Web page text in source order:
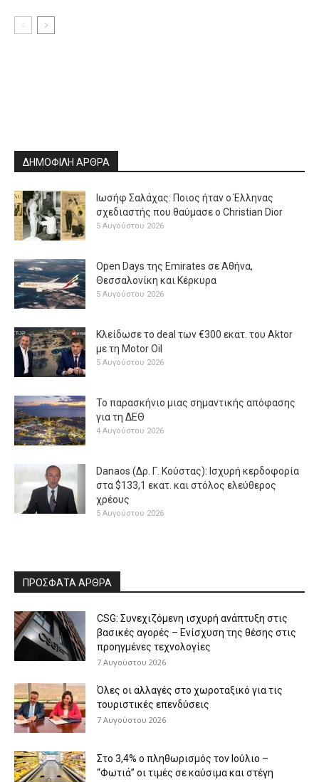
ΔΗΜΟΦΙΛΗ ΑΡΘΡΑ
Ιωσήφ Σαλάχας: Ποιος ήταν ο Έλληνας
σχεδιαστής που θαύμασε ο Christian Dior
5 Αυγούστου 2026
Open Days της Emirates σε Αθήνα,
Θεσσαλονίκη και Κέρκυρα
5 Αυγούστου 2026
Κλείδωσε το deal των €300 εκατ. του Aktor
με τη Μotor Oil
5 Αυγούστου 2026
Το παρασκήνιο μιας σημαντικής απόφασης
για τη ΔΕΘ
4 Αυγούστου 2026
Danaos (Δρ. Γ. Κούστας): Ισχυρή κερδοφορία
στα $133,1 εκατ. και στόλος ελεύθερος
χρέους
5 Αυγούστου 2026
ΠΡΟΣΦΑΤΑ ΑΡΘΡΑ
CSG: Συνεχιζόμενη ισχυρή ανάπτυξη στις
βασικές αγορές – Ενίσχυση της θέσης στις
προηγμένες τεχνολογίες
7 Αυγούστου 2026
Όλες οι αλλαγές στο χωροταξικό για τις
τουριστικές επενδύσεις
7 Αυγούστου 2026
Στο 3,4% ο πληθωρισμός τον Ιούλιο –
“Φωτιά” οι τιμές σε καύσιμα και στέγη